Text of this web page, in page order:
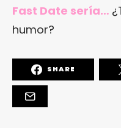
Fast Date sería…
humor?
SHARE